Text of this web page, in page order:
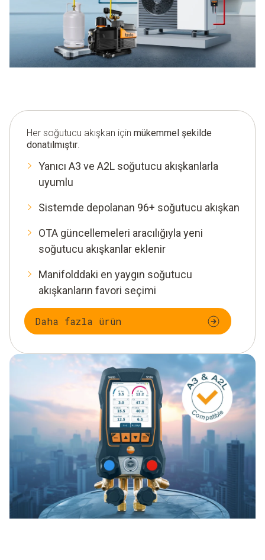
Her soğutucu akışkan için mükemmel şekilde
donatılmıştır.
Yanıcı A3 ve A2L soğutucu akışkanlarla
uyumlu
Sistemde depolanan 96+ soğutucu akışkan
OTA güncellemeleri aracılığıyla yeni
soğutucu akışkanlar eklenir
Manifolddaki en yaygın soğutucu
akışkanların favori seçimi
Daha fazla ürün